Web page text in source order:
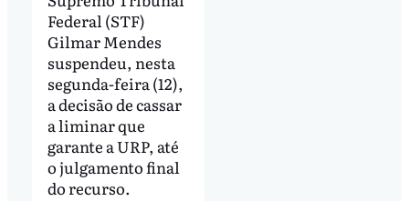
Federal (STF)
Gilmar Mendes
suspendeu, nesta
segunda-feira (12),
a decisão de cassar
a liminar que
garante a URP, até
o julgamento final
do recurso.